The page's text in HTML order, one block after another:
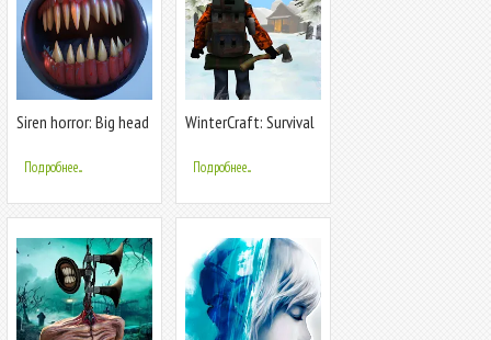
Siren horror: Big head
Подробнее...
WinterCraft: Survival
Подробнее...